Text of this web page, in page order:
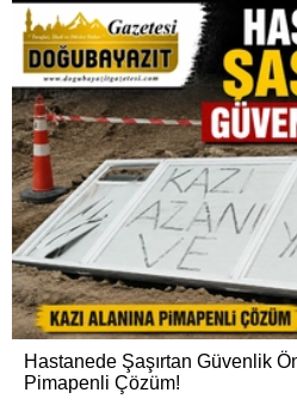
Hastanede Şaşırtan Güvenlik
Pimapenli Çözüm!